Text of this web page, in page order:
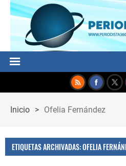
Inicio > Ofelia Fernández
ETIQUETAS ARCHIVADAS: OFELIA